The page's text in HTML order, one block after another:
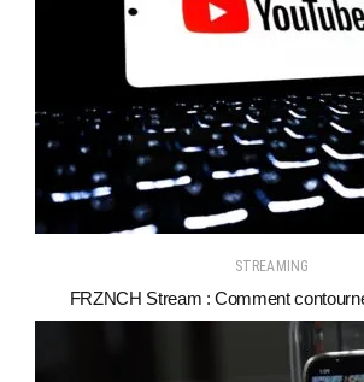
STREAMING
FRZNCH Stream : Comment